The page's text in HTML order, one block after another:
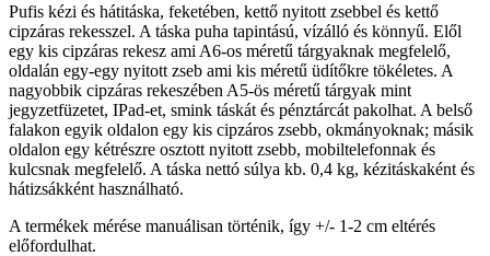
Pufis kézi és hátitáska, feketében, kettő nyitott zsebbel és kettő
cipzáras rekesszel. A táska puha tapintású, vízálló és könnyű. Elől
egy kis cipzáras rekesz ami A6-os méretű tárgyaknak megfelelő,
oldalán egy-egy nyitott zseb ami kis méretű üdítőkre tökéletes. A
nagyobbik cipzáras rekeszében A5-ös méretű tárgyak mint
jegyzetfüzetet, IPad-et, smink táskát és pénztárcát pakolhat. A belső
falakon egyik oldalon egy kis cipzáros zsebb, okmányoknak; másik
oldalon egy kétrészre osztott nyitott zsebb, mobiltelefonnak és
kulcsnak megfelelő. A táska nettó súlya kb. 0,4 kg, kézitáskaként és
hátizsákként használható.
A termékek mérése manuálisan történik, így +/- 1-2 cm eltérés
előfordulhat.